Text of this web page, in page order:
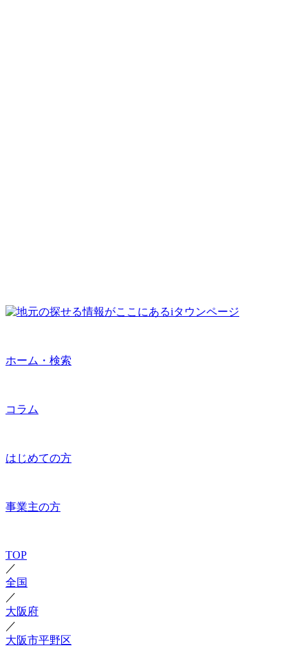
ホーム・検索
コラム
はじめての方
事業主の方
TOP
／
全国
／
大阪府
／
大阪市平野区